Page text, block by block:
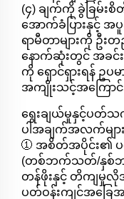
(၄) ချက်ကို ခွဲခြမ်းစိ
အောက်ခံပြားနှင့်
ရာမီတာများကို ဦး
နောက်ဆုံးတွင် အခင်း
ကို ရှောင်ရှားရန် ဥပမ
အကျိုးသင့်အကြော
ရွေးချယ်မှုနှင့်ပတ်
ပါအချက်အလက်မျာ
① အစိတ်အပိုင်း၏ ပစ္
(တစ်ဘက်သတ်/နှစ်ဘ
တန်ဖိုးနှင့် တိကျမှုလို
ပတ်ဝန်းကျင်အခြေ